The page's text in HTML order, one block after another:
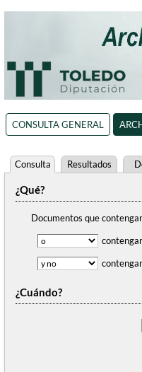
CONSULTA GENERAL
Consulta Resultados
¿Qué?
Documentos que
¿Cuándo?